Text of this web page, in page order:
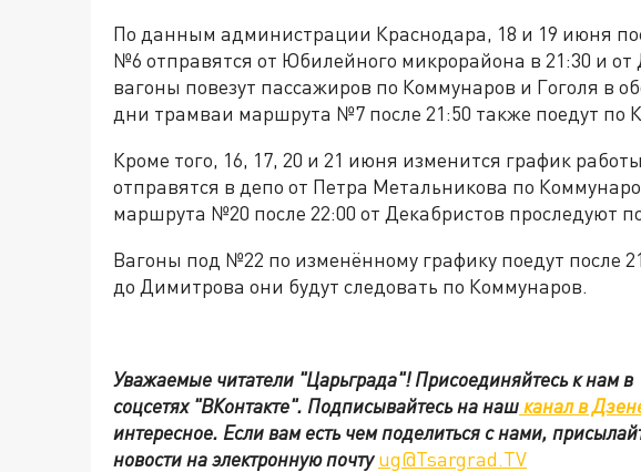
По данным администрации Краснодара, 18 и 19 июня
№6 отправятся от Юбилейного микрорайона в 21:30 и от
вагоны повезут пассажиров по Коммунаров и Гоголя в
дни трамваи маршрута №7 после 21:50 также поедут по
Кроме того, 16, 17, 20 и 21 июня изменится график
отправятся в депо от Петра Метальникова по
маршрута №20 после 22:00 от Декабристов проследуют
Вагоны под №22 по изменённому графику поедут после
до Димитрова они будут следовать по Коммунаров.
Уважаемые читатели "Царьграда"!Присоединяйтесь к нам в
соцсетях"ВКонтакте". Подписывайтесь на нашканал в
интересное. Если вам есть чем поделиться с нами,
новости на электронную почтуug@Tsargrad.TV